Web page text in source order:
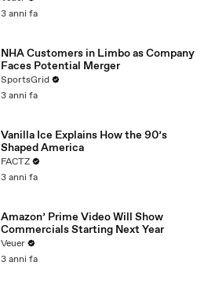
3 anni fa
NHA Customers in Limbo as Company
Faces Potential Merger
SportsGrid
3 anni fa
Vanilla Ice Explains How the 90’s
Shaped America
FACTZ
3 anni fa
Amazon’ Prime Video Will Show
Commercials Starting Next Year
Veuer
3 anni fa